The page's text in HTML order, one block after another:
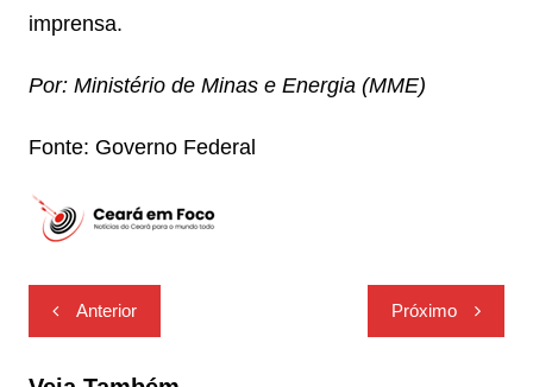
imprensa.
Por: Ministério de Minas e Energia (MME)
Fonte: Governo Federal
Navegação
de
Post
Anterior Próximo